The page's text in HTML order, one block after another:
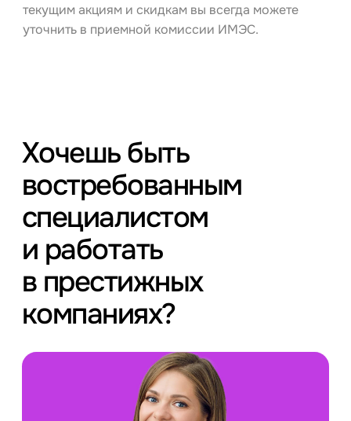
текущим акциям и скидкам вы всегда можете
уточнить в приемной комиссии ИМЭС.
Хочешь быть
востребованным
специалистом
и работать
в престижных
компаниях?